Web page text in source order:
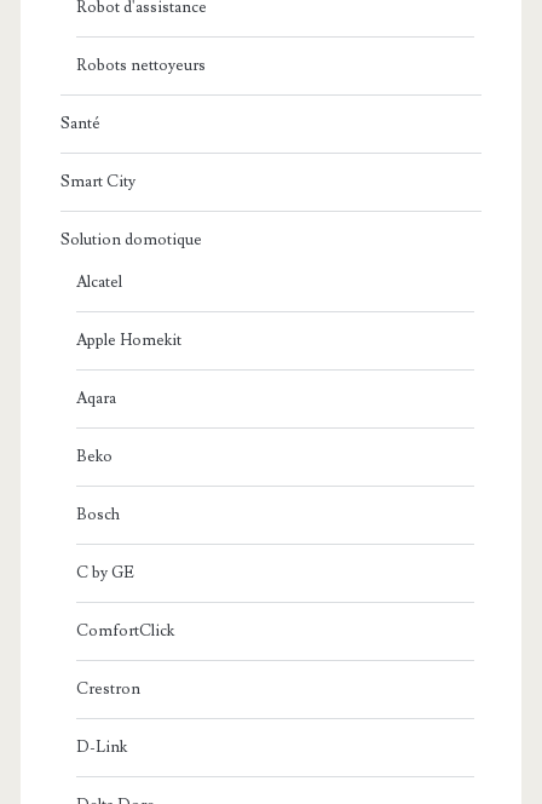
Robot d'assistance
Robots nettoyeurs
Santé
Smart City
Solution domotique
Alcatel
Apple Homekit
Aqara
Beko
Bosch
C by GE
ComfortClick
Crestron
D-Link